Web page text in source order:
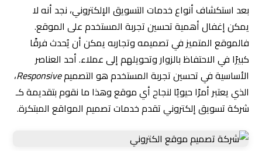
بعد استكشاف أنواع خدمات التسويق الإلكتروني، نجد أنه لا
يمكن إغفال أهمية تحسين تجربة المستخدم على الموقع.
فالموقع المتميز في تصميمه وتجاربه يمكن أن يُحدث فرقًا
كبيرًا في الاحتفاظ بالزوار وتحويلهم إلى عملاء. أحد العناصر
الأساسية في تحسين تجربة المستخدم هو التصميمResponsive،
الذي يعتبر أمرًا حيويًا لنجاح أي موقع وهذا ما نقوم بتقديمة كـ
شركة تسويق إلكتروني تقدم خدمات تصميم المواقع المبتكرة.